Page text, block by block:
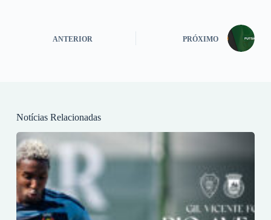
ANTERIOR PRÓXIMO
Notícias Relacionadas